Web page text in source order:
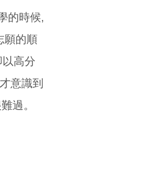
的時候,
願的順
高分
意識到
過。